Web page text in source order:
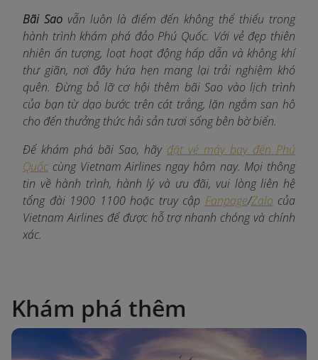
Bãi Sao vẫn luôn là điểm đến không thể thiếu trong
hành trình khám phá đảo Phú Quốc. Với vẻ đẹp thiên
nhiên ấn tượng, loạt hoạt động hấp dẫn và không khí
thư giãn, nơi đây hứa hẹn mang lại trải nghiệm khó
quên. Đừng bỏ lỡ cơ hội thêm bãi Sao vào lịch trình
của bạn từ dạo bước trên cát trắng, lặn ngắm san hô
cho đến thưởng thức hải sản tươi sống bên bờ biển.
Để khám phá bãi Sao, hãy đặt vé máy bay đến Phú
Quốc cùng Vietnam Airlines ngay hôm nay. Mọi thông
tin về hành trình, hành lý và ưu đãi, vui lòng liên hệ
tổng đài 1900 1100 hoặc truy cập Fanpage/Zalo của
Vietnam Airlines để được hỗ trợ nhanh chóng và chính
xác.
Khám phá thêm